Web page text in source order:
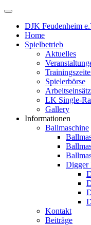
DJK Feudenheim
Home
Spielbetrieb
Aktuelles
Spielerbörse
LK Single-
Gallery
Informationen
Ballmaschine
Digger
Kontakt
Beiträge